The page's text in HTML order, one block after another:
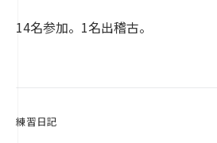
14名参加。1名出稽古。
練習日記